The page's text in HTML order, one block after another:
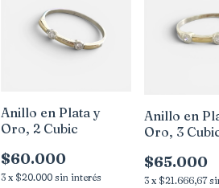
Anillo en Plata y
Oro, 2 Cubic
$60.000
3 x $20.000 sin interés
Anillo en
Oro, 3
$65.000
3 x $21.666,67